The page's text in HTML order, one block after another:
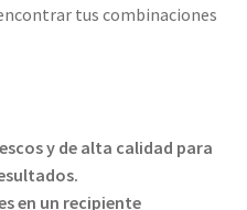
tus combinaciones
y de alta calidad para
en un recipiente